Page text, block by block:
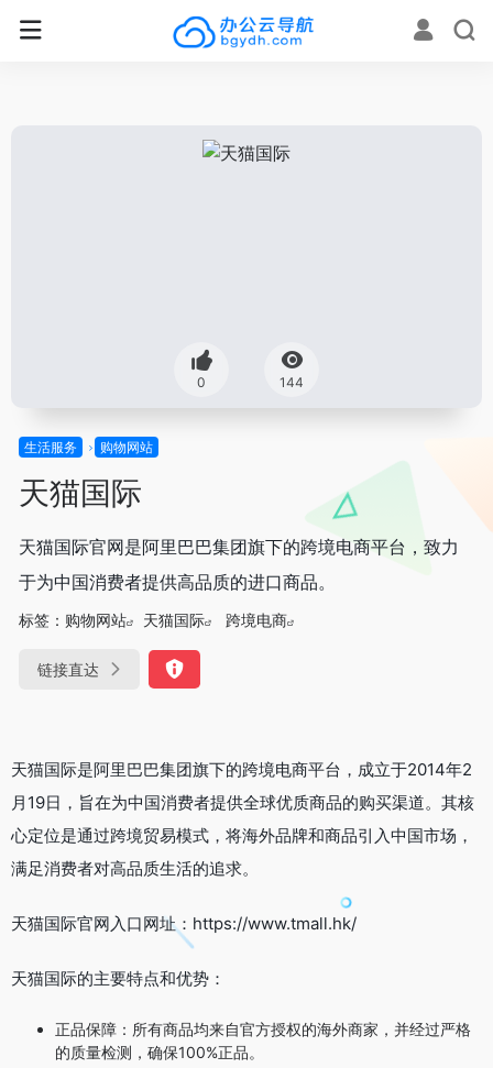
0 144
生活服务 购物网站
天猫国际
天猫国际官网是阿里巴巴集团旗下的跨境电商平台，致力
于为中国消费者提供高品质的进口商品。
标签： 购物网站 天猫国际 跨境电商
链接直达
天猫国际是阿里巴巴集团旗下的跨境电商平台，成立于2014年2
月19日，旨在为中国消费者提供全球优质商品的购买渠道。其核
心定位是通过跨境贸易模式，将海外品牌和商品引入中国市场，
满足消费者对高品质生活的追求。
天猫国际官网入口网址：https://www.tmall.hk/
天猫国际的主要特点和优势：
正品保障：所有商品均来自官方授权的海外商家，并经过严格
的质量检测，确保100%正品。